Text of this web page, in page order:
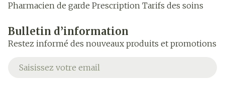
Pharmacien de garde Prescription Tarifs des soins
Bulletin d’information
Restez informé des nouveaux produits et promotions
Adresse mail